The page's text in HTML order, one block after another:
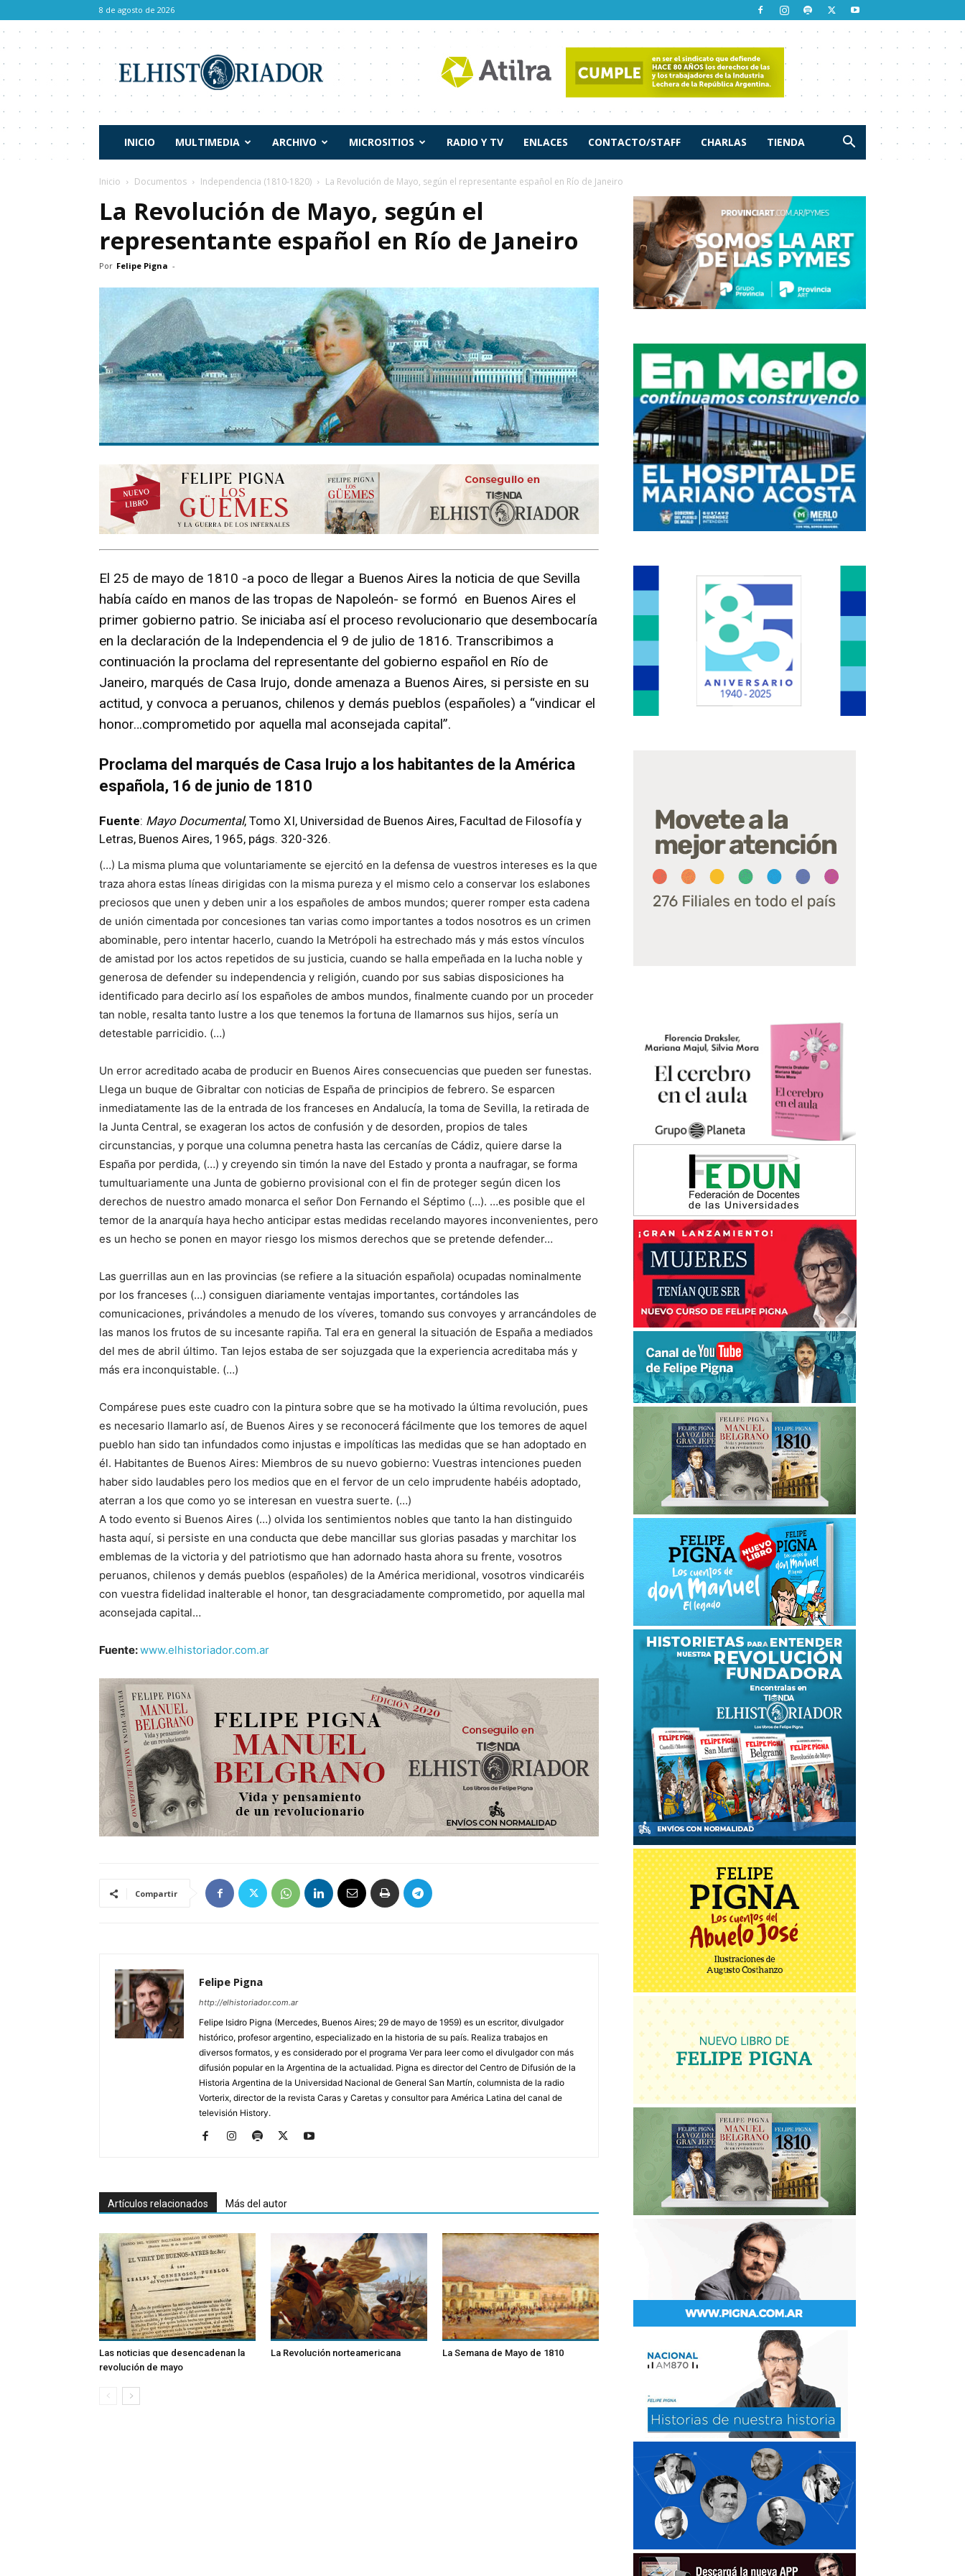
8 de agosto de 2026
Historiador
INICIO MULTIMEDIA ARCHIVO MICROSITIOS RADIO Y TV ENLACES CONTACTO/STAFF CHARLAS TIENDA
Inicio Documentos Independencia (1810-1820) La Revolución de Mayo, según el representante español en Río de Janeiro
La Revolución de Mayo, según el
representante español en Río de Janeiro
Por Felipe Pigna -
El 25 de mayo de 1810 -a poco de llegar a Buenos Aires la noticia de que Sevilla
había caído en manos de las tropas de Napoleón- se formó en Buenos Aires el
primer gobierno patrio. Se iniciaba así el proceso revolucionario que desembocaría
en la declaración de la Independencia el 9 de julio de 1816. Transcribimos a
continuación la proclama del representante del gobierno español en Río de
Janeiro, marqués de Casa Irujo, donde amenaza a Buenos Aires, si persiste en su
actitud, y convoca a peruanos, chilenos y demás pueblos (españoles) a “vindicar el
honor…comprometido por aquella mal aconsejada capital”.
Proclama del marqués de Casa Irujo a los habitantes de la América
española, 16 de junio de 1810
Fuente: Mayo Documental, Tomo XI, Universidad de Buenos Aires, Facultad de Filosofía y
Letras, Buenos Aires, 1965, págs. 320-326.
(…) La misma pluma que voluntariamente se ejercitó en la defensa de vuestros intereses es la que
traza ahora estas líneas dirigidas con la misma pureza y el mismo celo a conservar los eslabones
preciosos que unen y deben unir a los españoles de ambos mundos; querer romper esta cadena
de unión cimentada por concesiones tan varias como importantes a todos nosotros es un crimen
abominable, pero intentar hacerlo, cuando la Metrópoli ha estrechado más y más estos vínculos
de amistad por los actos repetidos de su justicia, cuando se halla empeñada en la lucha noble y
generosa de defender su independencia y religión, cuando por sus sabias disposiciones ha
identificado para decirlo así los españoles de ambos mundos, finalmente cuando por un proceder
tan noble, resalta tanto lustre a los que tenemos la fortuna de llamarnos sus hijos, sería un
detestable parricidio. (…)
Un error acreditado acaba de producir en Buenos Aires consecuencias que pueden ser funestas.
Llega un buque de Gibraltar con noticias de España de principios de febrero. Se esparcen
inmediatamente las de la entrada de los franceses en Andalucía, la toma de Sevilla, la retirada de
la Junta Central, se exageran los actos de confusión y de desorden, propios de tales
circunstancias, y porque una columna penetra hasta las cercanías de Cádiz, quiere darse la
España por perdida, (…) y creyendo sin timón la nave del Estado y pronta a naufragar, se forma
tumultuariamente una Junta de gobierno provisional con el fin de proteger según dicen los
derechos de nuestro amado monarca el señor Don Fernando el Séptimo (…). …es posible que el
temor de la anarquía haya hecho anticipar estas medidas recelando mayores inconvenientes, pero
es un hecho se ponen en mayor riesgo los mismos derechos que se pretende defender…
Las guerrillas aun en las provincias (se refiere a la situación española) ocupadas nominalmente
por los franceses (…) consiguen diariamente ventajas importantes, cortándoles las
comunicaciones, privándoles a menudo de los víveres, tomando sus convoyes y arrancándoles de
las manos los frutos de su incesante rapiña. Tal era en general la situación de España a mediados
del mes de abril último. Tan lejos estaba de ser sojuzgada que la experiencia acreditaba más y
más era inconquistable. (…)
Compárese pues este cuadro con la pintura sobre que se ha motivado la última revolución, pues
es necesario llamarlo así, de Buenos Aires y se reconocerá fácilmente que los temores de aquel
pueblo han sido tan infundados como injustas e impolíticas las medidas que se han adoptado en
él. Habitantes de Buenos Aires: Miembros de su nuevo gobierno: Vuestras intenciones pueden
haber sido laudables pero los medios que en el fervor de un celo imprudente habéis adoptado,
aterran a los que como yo se interesan en vuestra suerte. (…)
A todo evento si Buenos Aires (…) olvida los sentimientos nobles que tanto la han distinguido
hasta aquí, si persiste en una conducta que debe mancillar sus glorias pasadas y marchitar los
emblemas de la victoria y del patriotismo que han adornado hasta ahora su frente, vosotros
peruanos, chilenos y demás pueblos (españoles) de la América meridional, vosotros vindicaréis
con vuestra fidelidad inalterable el honor, tan desgraciadamente comprometido, por aquella mal
aconsejada capital…
Fuente:www.elhistoriador.com.ar
Compartir
Felipe Pigna
http://elhistoriador.com.ar
Felipe Isidro Pigna (Mercedes, Buenos Aires; 29 de mayo de 1959) es un escritor, divulgador
histórico, profesor argentino, especializado en la historia de su país. Realiza trabajos en
diversos formatos, y es considerado por el programa Ver para leer como el divulgador con más
difusión popular en la Argentina de la actualidad. Pigna es director del Centro de Difusión de la
Historia Argentina de la Universidad Nacional de General San Martín, columnista de la radio
Vorterix, director de la revista Caras y Caretas y consultor para América Latina del canal de
televisión History.
Artículos relacionados Más del autor
Las noticias que desencadenan la
revolución de mayo
La Revolución norteamericana La Semana de Mayo de 1810